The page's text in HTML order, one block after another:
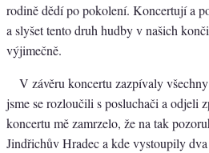
rodině dědí po pokolení. Koncertují a
a slyšet tento druh hudby v našich
výjimečně.
V závěru koncertu zazpívaly
jsme se rozloučili s posluchači a odjeli
koncertu mě zamrzelo, že na tak
Jindřichův Hradec a kde vystoupily